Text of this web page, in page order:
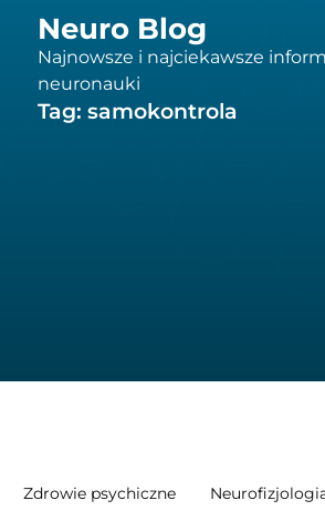
Neuro Blog
Najnowsze i najciekawsze
neuronauki
Tag: samokontrola
Zdrowie psychiczne